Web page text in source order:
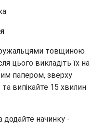
товщиною
цього викладіть їх на
папером, зверху
випікайте 15 хвилин
додайте начинку -